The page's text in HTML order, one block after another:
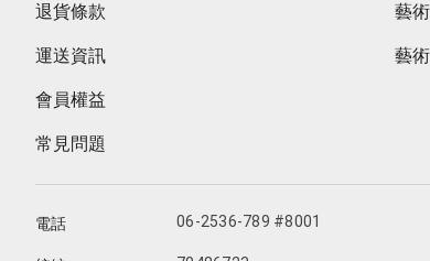
退貨條款
運送資訊
會員權益
常見問題
藝
藝
電話 06-2536-789 #8001